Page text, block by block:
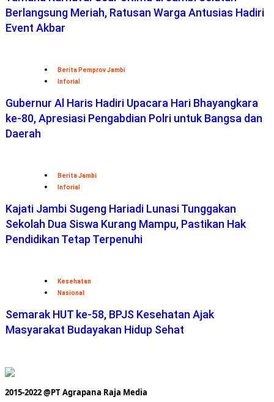
Berlangsung Meriah, Ratusan Warga Antusias Hadiri
Event Akbar
Berita Pemprov Jambi
Inforial
Gubernur Al Haris Hadiri Upacara Hari Bhayangkara
ke-80, Apresiasi Pengabdian Polri untuk Bangsa dan
Daerah
Berita Jambi
Inforial
Kajati Jambi Sugeng Hariadi Lunasi Tunggakan
Sekolah Dua Siswa Kurang Mampu, Pastikan Hak
Pendidikan Tetap Terpenuhi
Kesehatan
Nasional
Semarak HUT ke-58, BPJS Kesehatan Ajak
Masyarakat Budayakan Hidup Sehat
2015-2022 @PT Agrapana Raja Media